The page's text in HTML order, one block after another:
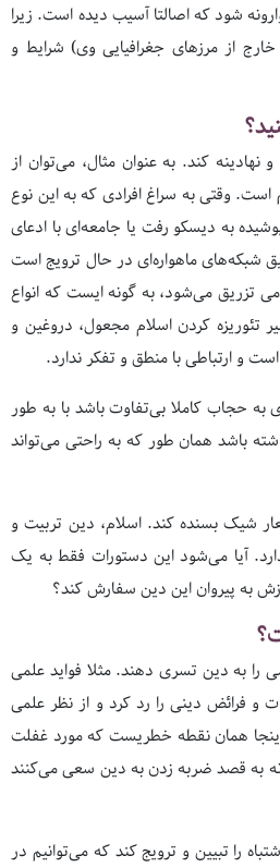
شود که اصالتا آسیب دیده است. زیرا
از مرزهای جغرافیایی وی) شرایط و
کند. به عنوان مثال، می‌توان از
است. وقتی به سراغ افرادی که به این نوع
به دیسکو رفت یا جامعه‌ای با ادعای
شبکه‌های ماهواره‌ای در حال ترویج است
تزریق می‌شود، به گونه ایست که انواع
تئوریزه کردن اسلام مجعول، دروغین و
ارتباطی با منطق و تفکر ندارد.
به حجاب کاملا بی‌تفاوت باشد با به طور
باشد همان طور که به راحتی می‌تواند
شیک بسنده کند. اسلام، دین تربیت و
آیا می‌شود این دستورات فقط به یک
به پیروان این دین سفارش کند؟
را به دین تسری دهند. مثلا فواید علمی
و فرائض دینی را رد کرد و از نظر علمی
اینجا همان نقطه خطریست که مورد غفلت
به قصد ضربه زدن به دین سعی می‌کنند
را تبیین و ترویج کند که می‌توانیم در